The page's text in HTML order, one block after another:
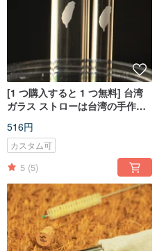
[1 つ購入すると 1 つ無料] 台湾
ガラス ストローは台湾の手作り
SGS 検査済み
516円
カスタム可
5 (5)